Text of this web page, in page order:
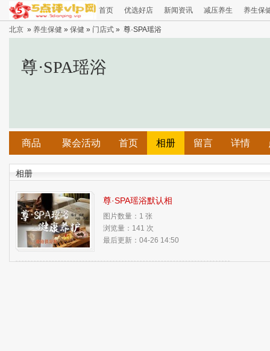
首页 优选好店 新闻资讯 减压养生 养生保
北京 » 养生保健 » 保健 » 门店式 » 尊·SPA瑶浴
尊·SPA瑶浴
商品 聚会活动 首页 相册 留言 详情
相册
尊·SPA瑶浴默认相
图片数量：1 张
浏览量：141 次
最后更新：04-26 14:50